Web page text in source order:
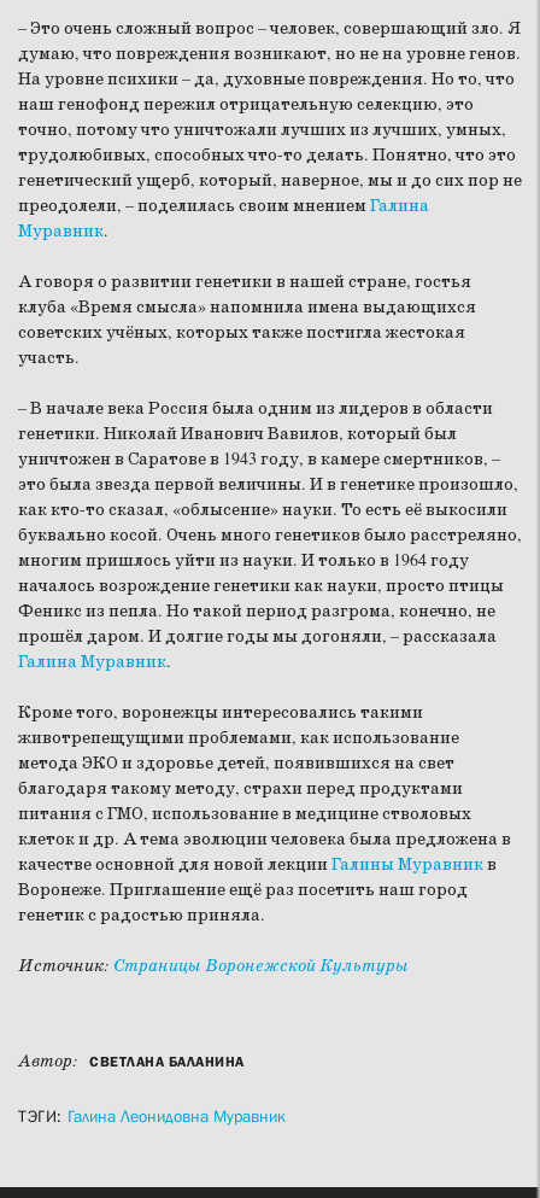
– Это очень сложный вопрос – человек, совершающий зло. Я
думаю, что повреждения возникают, но не на уровне генов.
На уровне психики – да, духовные повреждения. Но то, что
наш генофонд пережил отрицательную селекцию, это
точно, потому что уничтожали лучших из лучших, умных,
трудолюбивых, способных что-то делать. Понятно, что это
генетический ущерб, который, наверное, мы и до сих пор не
преодолели, – поделилась своим мнениемГалина
Муравник.
А говоря о развитии генетики в нашей стране, гостья
клуба «Время смысла» напомнила имена выдающихся
советских учёных, которых также постигла жестокая
участь.
– В начале века Россия была одним из лидеров в области
генетики. Николай Иванович Вавилов, который был
уничтожен в Саратове в 1943 году, в камере смертников, –
это была звезда первой величины. И в генетике произошло,
как кто-то сказал, «облысение» науки. То есть её выкосили
буквально косой. Очень много генетиков было расстреляно,
многим пришлось уйти из науки. И только в 1964 году
началось возрождение генетики как науки, просто птицы
Феникс из пепла. Но такой период разгрома, конечно, не
прошёл даром. И долгие годы мы догоняли, – рассказала
Галина Муравник.
Кроме того, воронежцы интересовались такими
животрепещущими проблемами, как использование
метода ЭКО и здоровье детей, появившихся на свет
благодаря такому методу, страхи перед продуктами
питания с ГМО, использование в медицине стволовых
клеток и др. А тема эволюции человека была предложена в
качестве основной для новой лекцииГалины Муравникв
Воронеже. Приглашение ещё раз посетить наш город
генетик с радостью приняла.
Источник: Страницы Воронежской Культуры
Автор: СВЕТЛАНА БАЛАНИНА
ТЭГИ: Галина Леонидовна Муравник